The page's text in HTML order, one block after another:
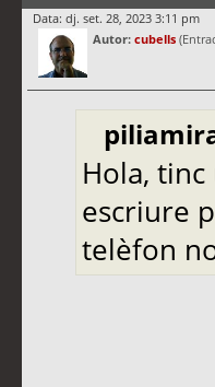
Data: dj. set. 28, 2023 3:11 pm
Autor: cubells
Hola,
escriure
telèfon